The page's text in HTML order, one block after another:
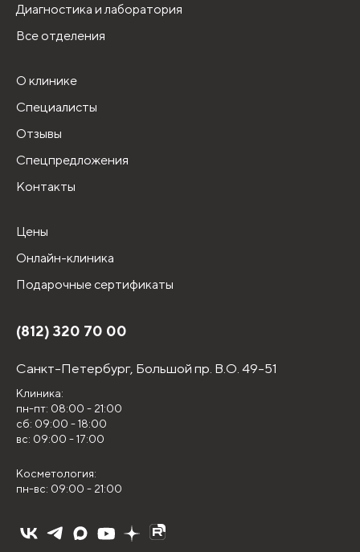
Диагностика и лаборатория
Все отделения
О клинике
Специалисты
Отзывы
Спецпредложения
Контакты
Цены
Онлайн-клиника
Подарочные сертификаты
(812) 320 70 00
Санкт-Петербург, Большой пр. В.О. 49-51
Клиника:
пн-пт: 08:00 - 21:00
сб: 09:00 - 18:00
вс: 09:00 - 17:00
Косметология:
пн-вс: 09:00 - 21:00